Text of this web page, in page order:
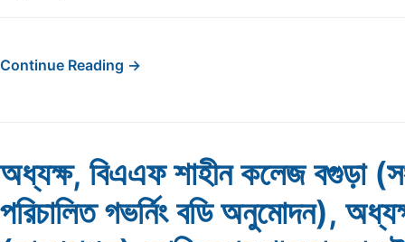
Continue Reading →
অধ্যক্ষ, বিএএফ শাহীন কলেজ বগুড়া
পরিচালিত গভর্নিং বডি অনুমোদন),